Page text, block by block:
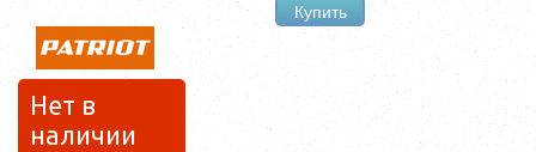
Купить
Нет в
наличии